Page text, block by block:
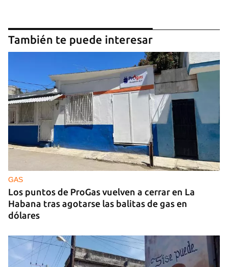
También te puede interesar
GAS
Los puntos de ProGas vuelven a cerrar en La
Habana tras agotarse las balitas de gas en
dólares